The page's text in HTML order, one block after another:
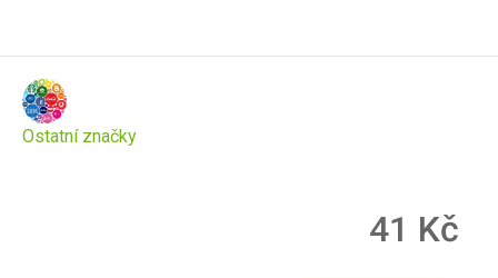
Ostatní značky
41 Kč